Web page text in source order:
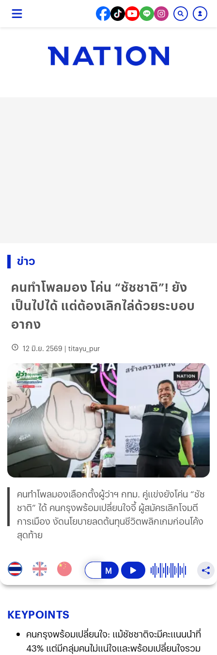
ข่าว
คนทำโพลมอง โค่น “ชัชชาติ”! ยัง
เป็นไปได้ แต่ต้องเลิกไล่ด้วยระบอบ
อากง
12 มิ.ย. 2569 | titayu_pur
คนทำโพลมองเลือกตั้งผู้ว่าฯ กทม. คู่แข่งยังโค่น “ชัช
ชาติ” ได้ คนกรุงพร้อมเปลี่ยนใจจี้ ผู้สมัครเลิกโจมตี
การเมือง งัดนโยบายลดต้นทุนชีวิตพลิกเกมก่อนโค้ง
สุดท้าย
KEYPOINTS
คนกรุงพร้อมเปลี่ยนใจ: แม้ชัชชาติจะมีคะแนนนำที่
43% แต่มีกลุ่มคนไม่แน่ใจและพร้อมเปลี่ยนใจรวม